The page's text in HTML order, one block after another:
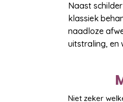
Naast
klassiek
naadloze
uitstraling, en
Niet zeker